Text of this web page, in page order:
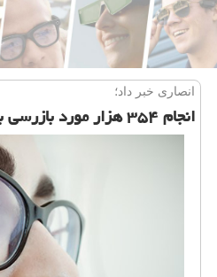
انصاری خبر داد؛
انجام ۳۵۴ هزار مورد بازرسی بهداشتی